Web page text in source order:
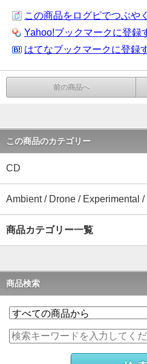
この商品をログピでつぶやく
Yahoo!ブックマークに登録
はてなブックマークに登録
前の商品へ
この商品のカテゴリー
CD
Ambient / Drone / Experimental
商品カテゴリー一覧
商品検索